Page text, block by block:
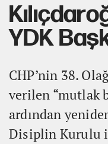
YDK
CHP’nin 38.
verilen “mutlak
ardından
Disiplin Kurulu